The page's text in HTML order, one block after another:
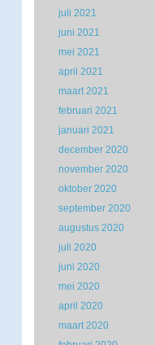
juli 2021
juni 2021
mei 2021
april 2021
maart 2021
februari 2021
januari 2021
december 2020
november 2020
oktober 2020
september 2020
augustus 2020
juli 2020
juni 2020
mei 2020
april 2020
maart 2020